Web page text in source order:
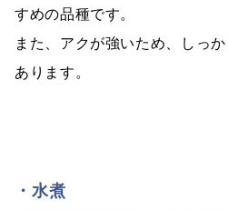
すめの品種です。
また、アクが強いため、しっ
あります。
・水煮